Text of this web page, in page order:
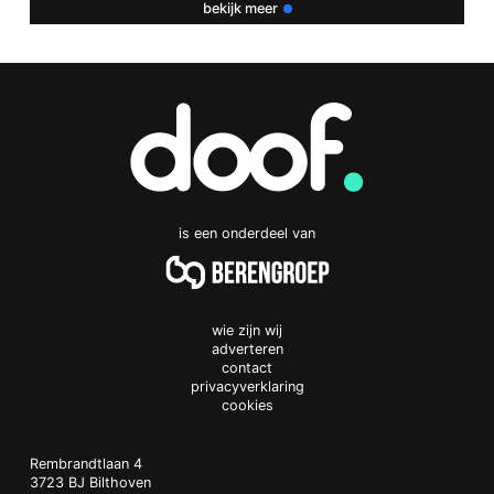
gun ik jou een positief einde van het verhaal, ik kijk ernaar
uit.
Beantwoord
geef een reactie
Je e-mailadres wordt niet gepubliceerd. Vereiste velden zijn
bekijk meer
is een onderdeel van
wie zijn wij
adverteren
contact
privacyverklaring
cookies
Doof.nl
work
Rembrandtlaan 4
3723 BJ Bilthoven